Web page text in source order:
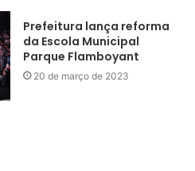
Prefeitura lança reforma
da Escola Municipal
Parque Flamboyant
20 de março de 2023